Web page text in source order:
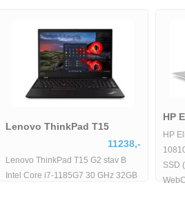
i7-
1TB
Fi BT
Quadro
Lenovo ThinkPad T15
Lenovo ThinkPad T15 G2 stav
Intel Core i7-1185G7 30 GHz